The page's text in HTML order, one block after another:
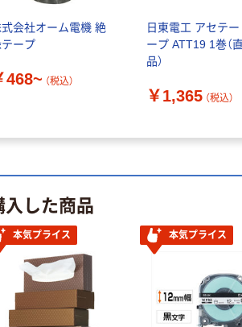
会社オーム電機 絶
ープ
468~ （税込）
日東電工 アセテー
ープ ATT19 1巻（
品）
￥1,365 （税込）
した商品
本気プライス 本気プライス